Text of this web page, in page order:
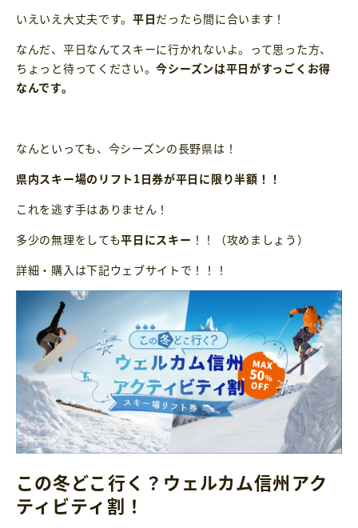
いえいえ大丈夫です。 平日だったら間に合います！
なんだ、平日なんてスキーに行かれないよ。って思った方、
ちょっと待ってください。今シーズンは平日がすっごくお得
なんです。
なんといっても、今シーズンの長野県は！
県内スキー場のリフト1日券が平日に限り半額！！
これを逃す手はありません！
多少の無理をしても平日にスキー ！！（攻めましょう）
詳細・購入は下記ウェブサイトで！！！
この冬どこ行く？ウェルカム信州アク
ティビティ割！